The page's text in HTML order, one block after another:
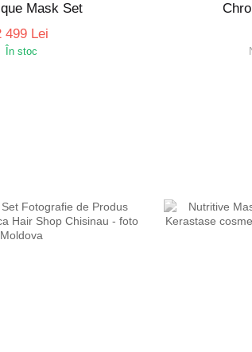
Mask Set
499 Lei
În stoc